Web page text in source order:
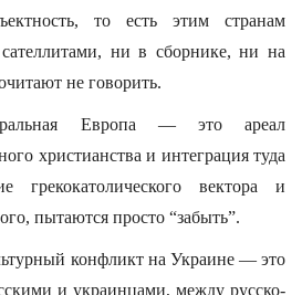
то есть этим странам
ни в сборнике, ни на
не говорить.
Европа — это ареал
христианства и интеграция туда
грекокатолического вектора и
пытаются просто “забыть”.
конфликт на Украине — это
и украинцами, между русско-